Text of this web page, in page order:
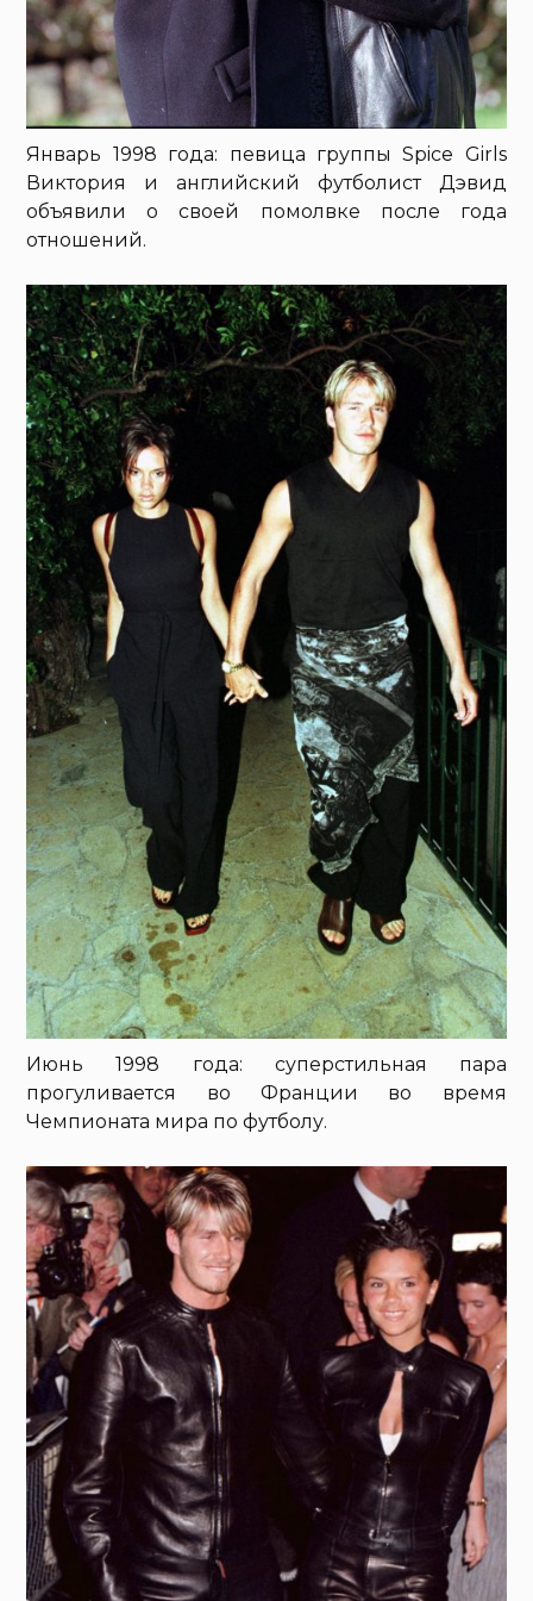
Январь 1998 года: певица группы Spice Girls
Виктория и английский футболист Дэвид
объявили о своей помолвке после года
отношений.
Июнь 1998 года: суперстильная пара
прогуливается во Франции во время
Чемпионата мира по футболу.